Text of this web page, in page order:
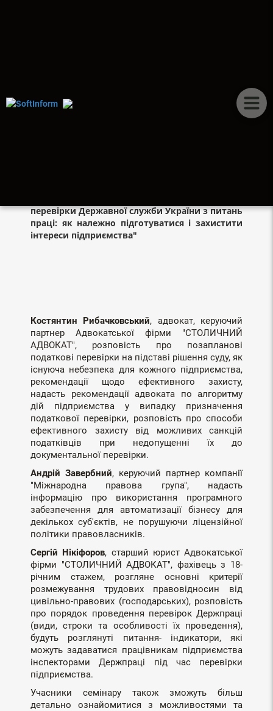
перевірки Державної служби України з питань
праці: як належно підготуватися і захистити
інтереси підприємства"
Костянтин Рибачковський, адвокат, керуючий
партнер Адвокатської фірми "СТОЛИЧНИЙ
АДВОКАТ", розповість про позапланові
податкові перевірки на підставі рішення суду, як
існуюча небезпека для кожного підприємства,
рекомендації щодо ефективного захисту,
надасть рекомендації адвоката по алгоритму
дій підприємства у випадку призначення
податкової перевірки, розповість про способи
ефективного захисту від можливих санкцій
податківців при недопущенні їх до
документальної перевірки.
Андрій Завербний, керуючий партнер компанії
"Міжнародна правова група", надасть
інформацію про використання програмного
забезпечення для автоматизації бізнесу для
декількох суб'єктів, не порушуючи ліцензійної
політики правовласників.
Сергій Нікіфоров, старший юрист Адвокатської
фірми "СТОЛИЧНИЙ АДВОКАТ", фахівець з 18-
річним стажем, розгляне основні критерії
розмежування трудових правовідносин від
цивільно-правових (господарських), розповість
про порядок проведення перевірок Держпраці
(види, строки та особливості їх проведення),
будуть розглянуті питання- індикатори, які
можуть задаватися працівникам підприємства
інспекторами Держпраці під час перевірки
підприємства.
Учасники семінару також зможуть більш
детально ознайомитися з можливостями та